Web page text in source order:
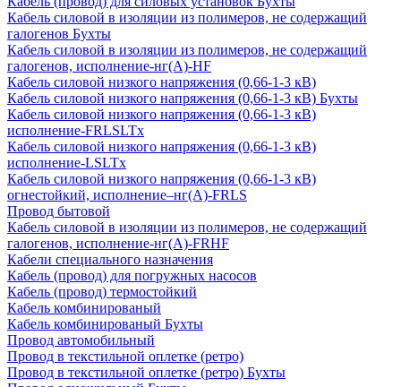
Кабель силовой в изоляции из полимеров, не содержащий
галогенов Бухты
Кабель силовой в изоляции из полимеров, не содержащий
галогенов, исполнение-нг(А)-HF
Кабель силовой низкого напряжения (0,66-1-3 кВ)
Кабель силовой низкого напряжения (0,66-1-3 кВ) Бухты
Кабель силовой низкого напряжения (0,66-1-3 кВ)
исполнение-FRLSLTx
Кабель силовой низкого напряжения (0,66-1-3 кВ)
исполнение-LSLTx
Кабель силовой низкого напряжения (0,66-1-3 кВ)
огнестойкий, исполнение–нг(А)-FRLS
Провод бытовой
Кабель силовой в изоляции из полимеров, не содержащий
галогенов, исполнение-нг(А)-FRHF
Кабели специального назначения
Кабель (провод) для погружных насосов
Кабель (провод) термостойкий
Кабель комбинированый
Кабель комбинированый Бухты
Провод автомобильный
Провод в текстильной оплетке (ретро)
Провод в текстильной оплетке (ретро) Бухты